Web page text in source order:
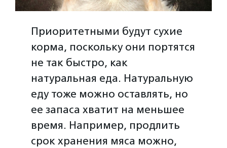
Приоритетными будут сухие
корма, поскольку они портятся
не так быстро, как
натуральная еда. Натуральную
еду тоже можно оставлять, но
ее запаса хватит на меньшее
время. Например, продлить
срок хранения мяса можно,